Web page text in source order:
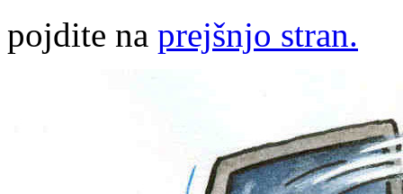
pojdite na prejšnjo stran.